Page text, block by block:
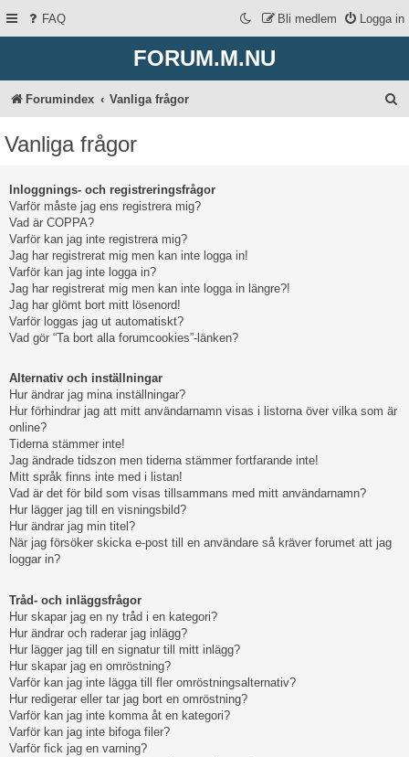
FAQ Logga in
Bli medlem
FORUM.M.NU
Forumindex Vanliga frågor
Vanliga frågor
Inloggnings- och registreringsfrågor
Varför måste jag ens registrera mig?
Vad är COPPA?
Varför kan jag inte registrera mig?
Jag har registrerat mig men kan inte logga in!
Varför kan jag inte logga in?
Jag har registrerat mig men kan inte logga in längre?!
Jag har glömt bort mitt lösenord!
Varför loggas jag ut automatiskt?
Vad gör “Ta bort alla forumcookies”-länken?
Alternativ och inställningar
Hur ändrar jag mina inställningar?
Hur förhindrar jag att mitt användarnamn visas i listorna över vilka som är
online?
Tiderna stämmer inte!
Jag ändrade tidszon men tiderna stämmer fortfarande inte!
Mitt språk finns inte med i listan!
Vad är det för bild som visas tillsammans med mitt användarnamn?
Hur lägger jag till en visningsbild?
Hur ändrar jag min titel?
När jag försöker skicka e-post till en användare så kräver forumet att jag
loggar in?
Tråd- och inläggsfrågor
Hur skapar jag en ny tråd i en kategori?
Hur ändrar och raderar jag inlägg?
Hur lägger jag till en signatur till mitt inlägg?
Hur skapar jag en omröstning?
Varför kan jag inte lägga till fler omröstningsalternativ?
Hur redigerar eller tar jag bort en omröstning?
Varför kan jag inte komma åt en kategori?
Varför kan jag inte bifoga filer?
Varför fick jag en varning?